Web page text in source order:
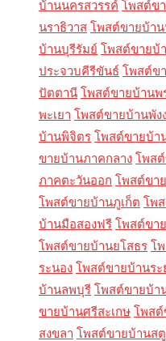
บ้านนครสวรรค์ โพสต์ข
นราธิวาส โพสต์ขายบ้า
บ้านบุรีรัมย์ โพสต์ขายบ้
ประจวบคีรีขันธ์ โพสต์ข
ปัตตานี โพสต์ขายบ้านพ
พะเยา โพสต์ขายบ้านพัง
บ้านพิจิตร โพสต์ขายบ้
ขายบ้านภาคกลาง โพส
ภาคตะวันออก โพสต์ขา
โพสต์ขายบ้านภูเก็ต โพ
บ้านมือสองฟรี โพสต์ขา
โพสต์ขายบ้านยโสธร โ
ระนอง โพสต์ขายบ้านระ
บ้านลพบุรี โพสต์ขายบ้า
ขายบ้านศรีสะเกษ โพส
สงขลา โพสต์ขายบ้านส